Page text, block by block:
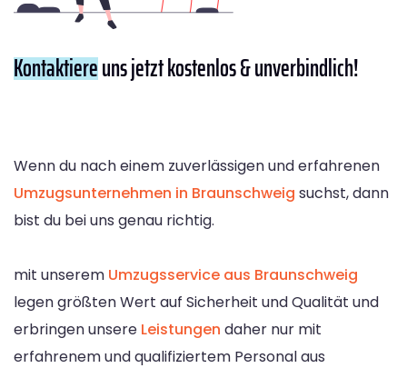
Kontaktiereuns jetzt kostenlos & unverbindlich!
Wenn du nach einem zuverlässigen und erfahrenen
Umzugsunternehmen in Braunschweig suchst, dann
bist du bei uns genau richtig.
mit unserem Umzugsservice aus Braunschweig
legen größten Wert auf Sicherheit und Qualität und
erbringen unsere Leistungen daher nur mit
erfahrenem und qualifiziertem Personal aus